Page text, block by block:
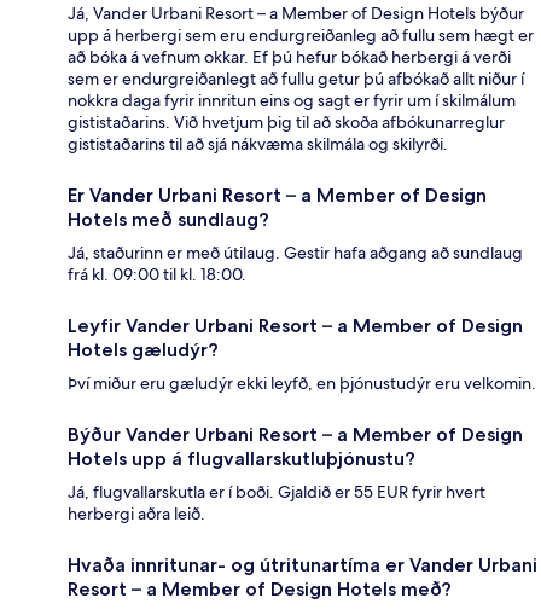
Já, Vander Urbani Resort – a Member of Design Hotels býður
upp á herbergi sem eru endurgreiðanleg að fullu sem hægt er
að bóka á vefnum okkar. Ef þú hefur bókað herbergi á verði
sem er endurgreiðanlegt að fullu getur þú afbókað allt niður í
nokkra daga fyrir innritun eins og sagt er fyrir um í skilmálum
gististaðarins. Við hvetjum þig til að skoða afbókunarreglur
gististaðarins til að sjá nákvæma skilmála og skilyrði.
Er Vander Urbani Resort – a Member of Design
Hotels með sundlaug?
Já, staðurinn er með útilaug. Gestir hafa aðgang að sundlaug
frá kl. 09:00 til kl. 18:00.
Leyfir Vander Urbani Resort – a Member of Design
Hotels gæludýr?
Því miður eru gæludýr ekki leyfð, en þjónustudýr eru velkomin.
Býður Vander Urbani Resort – a Member of Design
Hotels upp á flugvallarskutluþjónustu?
Já, flugvallarskutla er í boði. Gjaldið er 55 EUR fyrir hvert
herbergi aðra leið.
Hvaða innritunar- og útritunartíma er Vander Urbani
Resort – a Member of Design Hotels með?